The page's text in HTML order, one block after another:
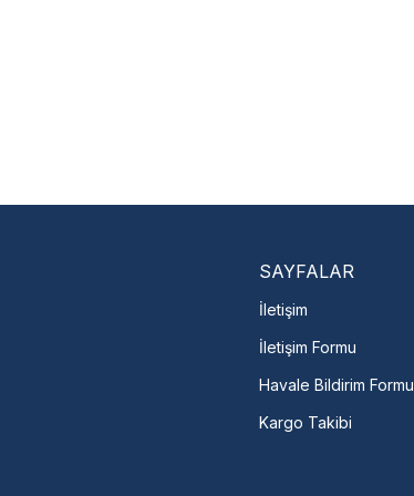
SAYFALAR
İletişim
İletişim Formu
Havale Bildirim Formu
Kargo Takibi